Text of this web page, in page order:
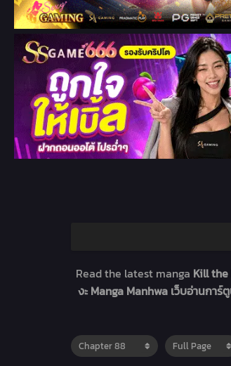
Read the latest manga Kill
งะ Manga Manhwa เว็บอ่านการ์